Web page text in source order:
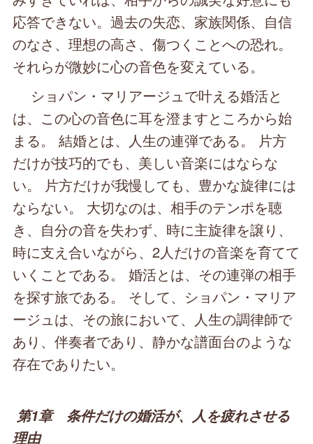
応答できない。過去の失恋、家族関係、自信
のなさ、理想の高さ、傷つくことへの恐れ。
それらが微妙に心の音色を変えている。
ショパン・マリアージュで叶える婚活と
は、この心の音色に耳を澄ますところから始
まる。 結婚とは、人生の連弾である。 片方
だけが技巧的でも、美しい音楽にはならな
い。 片方だけが我慢しても、豊かな旋律には
ならない。 大切なのは、相手のテンポを聴
き、自分の音を失わず、時に主旋律を譲り、
時に支え合いながら、2人だけの音楽を育てて
いくことである。 婚活とは、その連弾の相手
を探す旅である。 そして、ショパン・マリア
ージュは、その旅において、人生の調律師で
あり、伴奏者であり、静かな譜面台のような
存在でありたい。
第1章 条件だけの婚活が、人を疲れさせる
理由